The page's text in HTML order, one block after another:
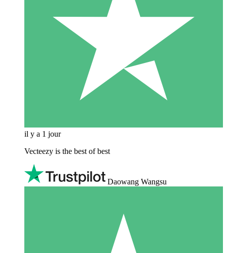
il y a 1 jour
Vecteezy is the best of best
Daowang Wangsu